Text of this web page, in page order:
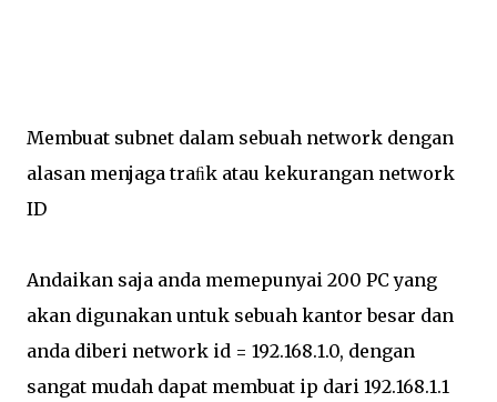
Membuat subnet dalam sebuah network dengan
alasan menjaga traﬁk atau kekurangan network
ID
Andaikan saja anda memepunyai 200 PC yang
akan digunakan untuk sebuah kantor besar dan
anda diberi network id = 192.168.1.0, dengan
sangat mudah dapat membuat ip dari 192.168.1.1